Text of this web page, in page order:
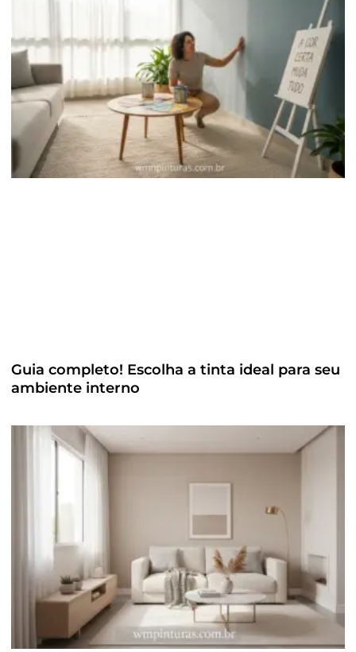
Guia completo! Escolha a tinta ideal para seu
ambiente interno